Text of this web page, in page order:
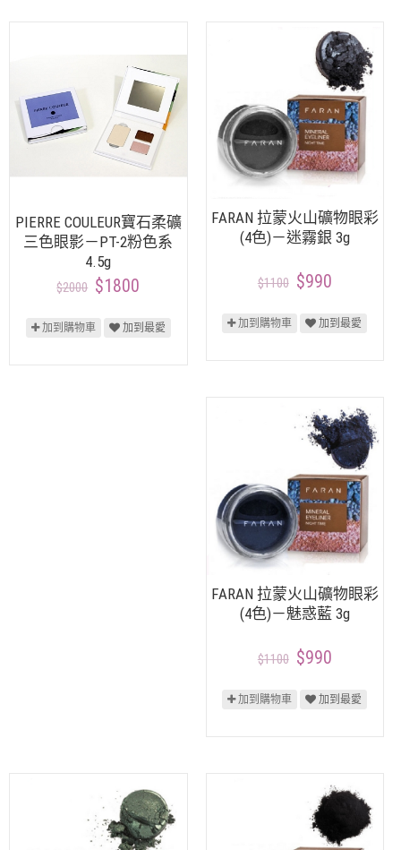
PIERRE COULEUR寶石柔礦
三色眼影－PT-2粉色系
4.5g
$2000 $1800
加到購物車 加到最愛
FARAN 拉蒙火山礦物眼彩
(4色)－迷霧銀 3g
$1100 $990
加到購物車 加到最愛
FARAN 拉蒙火山礦物眼彩
(4色)－魅惑藍 3g
$1100 $990
加到購物車 加到最愛